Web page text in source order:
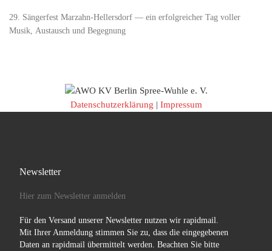
29. Sängerfest Marzahn-Hellersdorf — ein erfolgreicher Tag voller
Musik, Austausch und Begegnung
Datenschutzerklärung | Impressum
Newsletter
Hier zum Newsletter anmelden
Für den Versand unserer Newsletter nutzen wir rapidmail.
Mit Ihrer Anmeldung stimmen Sie zu, dass die eingegebenen
Daten an rapidmail übermittelt werden. Beachten Sie bitte